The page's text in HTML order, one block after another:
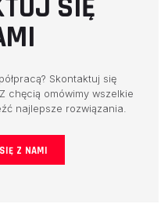
SIĘ
Skontaktuj się
chęcią omówimy wszelkie
najlepsze rozwiązania.
Z NAMI